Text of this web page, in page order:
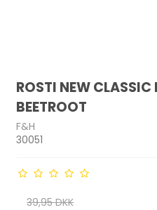
ROSTI NEW CLASSIC
BEETROOT
F&H
30051
39,95 DKK